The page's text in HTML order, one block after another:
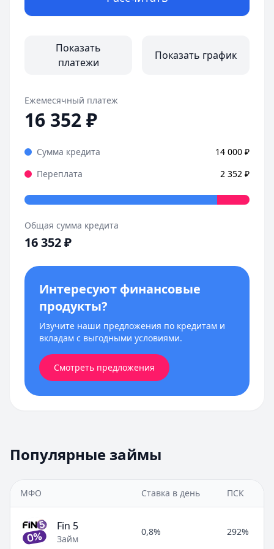
Показать
платежи
Показать график
Ежемесячный платеж
16 352₽
Сумма кредита 14 000 ₽
Переплата
2 352 ₽
Общая сумма кредита
16 352₽
Интересуют финансовые
продукты?
Изучите наши предложения по кредитам и
вкладам с выгодными условиями.
Смотреть предложения
Популярные займы
МФО Ставка в день ПСК
Fin 5
Займ
0,8% 292%